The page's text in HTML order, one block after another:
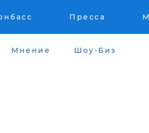
Пресса
Мнение Шоу-Биз